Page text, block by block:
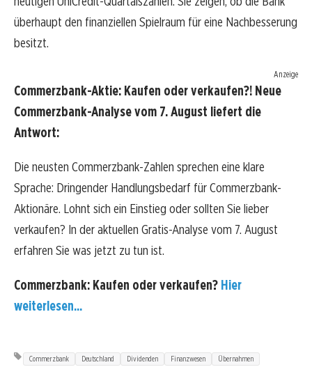
überhaupt den finanziellen Spielraum für eine Nachbesserung
besitzt.
Anzeige
Commerzbank-Aktie: Kaufen oder verkaufen?! Neue
Commerzbank-Analyse vom 7. August liefert die
Antwort:
Die neusten Commerzbank-Zahlen sprechen eine klare
Sprache: Dringender Handlungsbedarf für Commerzbank-
Aktionäre. Lohnt sich ein Einstieg oder sollten Sie lieber
verkaufen? In der aktuellen Gratis-Analyse vom 7. August
erfahren Sie was jetzt zu tun ist.
Commerzbank: Kaufen oder verkaufen? Hier
weiterlesen...
Commerzbank Deutschland Dividenden Finanzwesen Übernahmen